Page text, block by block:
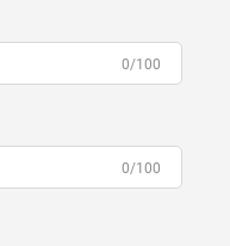
0/100
0/100